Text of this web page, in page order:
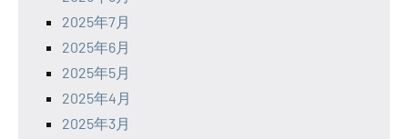
2025年7月
2025年6月
2025年5月
2025年4月
2025年3月